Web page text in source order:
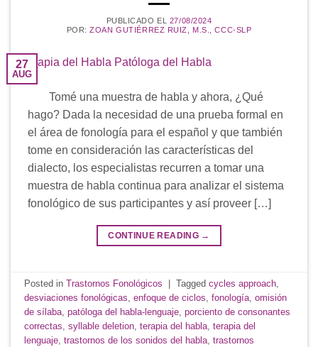
PUBLICADO EL 27/08/2024
POR:ZOAN GUTIÉRREZ RUIZ, M.S., CCC-SLP
27
AUG
Tomé una muestra de habla y ahora, ¿Qué
hago? Dada la necesidad de una prueba formal en
el área de fonología para el español y que también
tome en consideración las características del
dialecto, los especialistas recurren a tomar una
muestra de habla continua para analizar el sistema
fonológico de sus participantes y así proveer […]
CONTINUE READING →
Posted inTrastornos Fonológicos Taggedcycles approach,
desviaciones fonológicas,enfoque de ciclos,fonología,omisión
de sílaba,patóloga del habla-lenguaje,porciento de consonantes
correctas,syllable deletion,terapia del habla,terapia del
lenguaje,trastornos de los sonidos del habla,trastornos